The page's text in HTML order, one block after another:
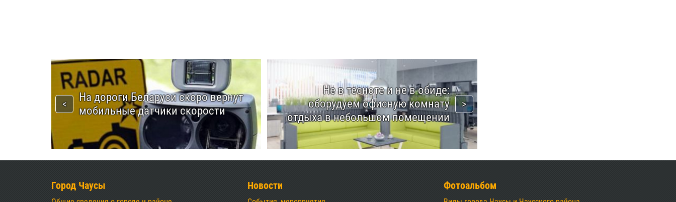
На дороги Беларуси скоро вернут
мобильные датчики скорости
Не в тесноте и не в обиде:
оборудуем офисную комнату
отдыха в небольшом помещении
Город Чаусы Новости Фотоальбом